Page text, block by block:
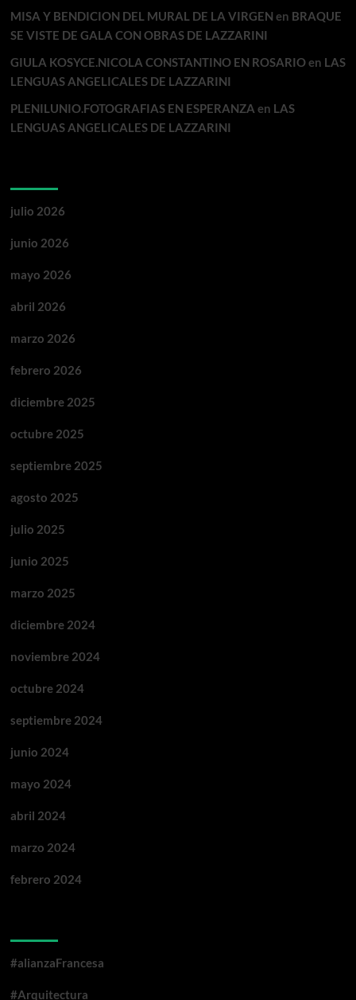
MISA Y BENDICION DEL MURAL DE LA VIRGEN en BRAQUE
SE VISTE DE GALA CON OBRAS DE LAZZARINI
GIULA KOSYCE.NICOLA CONSTANTINO EN ROSARIOen LAS
LENGUAS ANGELICALES DE LAZZARINI
PLENILUNIO.FOTOGRAFIAS EN ESPERANZA en LAS
LENGUAS ANGELICALES DE LAZZARINI
julio 2026
junio 2026
mayo 2026
abril 2026
marzo 2026
febrero 2026
diciembre 2025
octubre 2025
septiembre 2025
agosto 2025
julio 2025
junio 2025
marzo 2025
diciembre 2024
noviembre 2024
octubre 2024
septiembre 2024
junio 2024
mayo 2024
abril 2024
marzo 2024
febrero 2024
#alianzaFrancesa
#Arquitectura